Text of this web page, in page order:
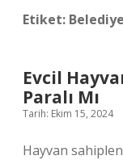
Etiket:
Evcil
Paralı Mı
Tarih: Ekim 15, 2024
Hayvan